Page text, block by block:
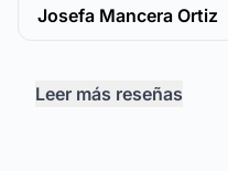
Josefa Mancera Ortiz
Leer más reseñas